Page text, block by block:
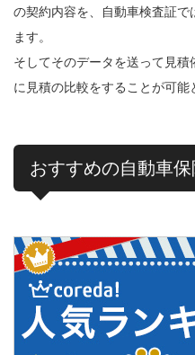
の契約内容を、自動車検査証で
ます。
そしてそのデータを送って見
に見積の比較をすることが可能
おすすめの自動車